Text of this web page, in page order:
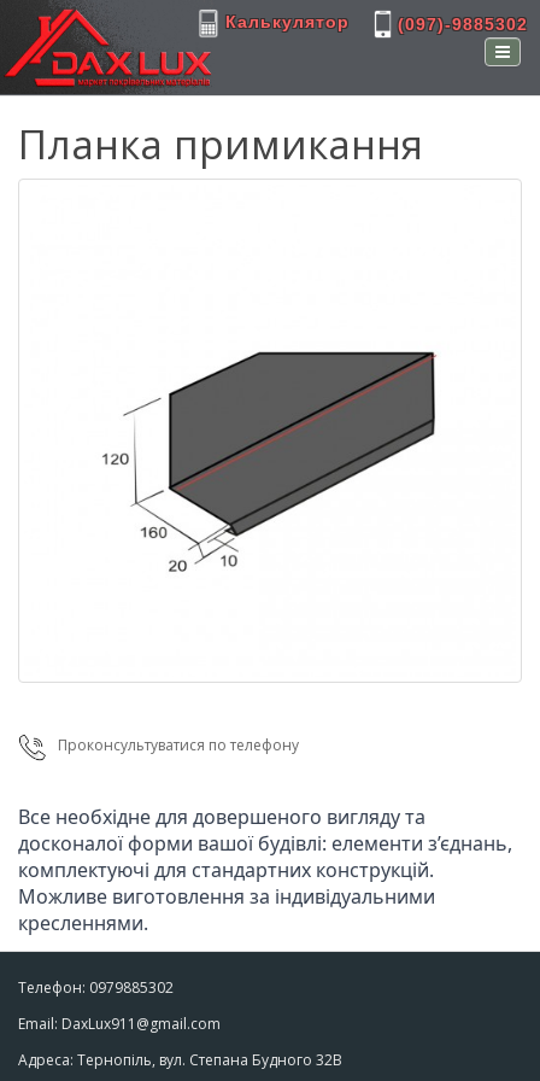
(097)-9885302
Калькулятор
Планка примикання
Проконсультуватися по телефону
Все необхідне для довершеного вигляду та
досконалої форми вашої будівлі: елементи з’єднань,
комплектуючі для стандартних конструкцій.
Можливе виготовлення за індивідуальними
кресленнями.
Телефон: 0979885302
Email: DaxLux911@gmail.com
Адреса: Тернопіль, вул. Степана Будного 32В